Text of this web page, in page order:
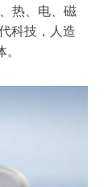
热、电、磁
科技，人造